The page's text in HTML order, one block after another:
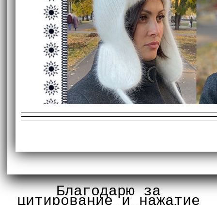
Благодарю за
цитирование и нажатие